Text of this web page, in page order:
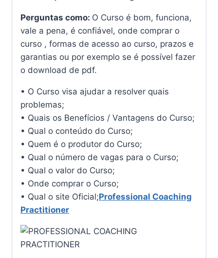
Perguntas como: O Curso é bom, funciona,
vale a pena, é confiável, onde comprar o
curso , formas de acesso ao curso, prazos e
garantias ou por exemplo se é possível fazer
o download de pdf.
• O Curso visa ajudar a resolver quais
problemas;
• Quais os Benefícios / Vantagens do Curso;
• Qual o conteúdo do Curso;
• Quem é o produtor do Curso;
• Qual o número de vagas para o Curso;
• Qual o valor do Curso;
• Onde comprar o Curso;
• Qual o site Oficial;Professional Coaching
Practitioner